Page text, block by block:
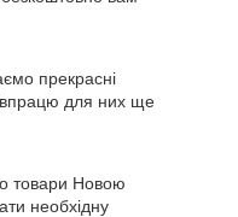
прекрасні
для них ще
товари Новою
необхідну